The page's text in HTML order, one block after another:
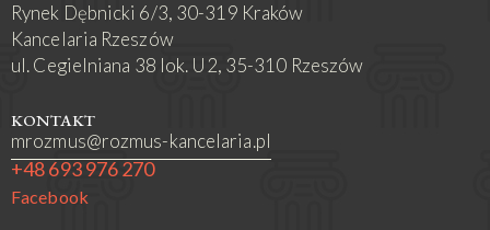
Rynek Dębnicki 6/3, 30-319 Kraków
Kancelaria Rzeszów
ul. Cegielniana 38 lok. U2, 35-310 Rzeszów
KONTAKT
mrozmus@rozmus-kancelaria.pl
+48 693 976 270
Facebook